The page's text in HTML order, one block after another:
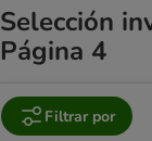
Selección
Página 4
Filtrar por